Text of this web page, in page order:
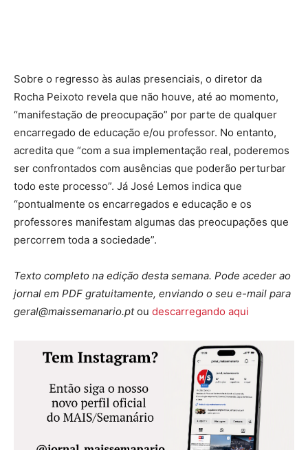
Sobre o regresso às aulas presenciais, o diretor da
Rocha Peixoto revela que não houve, até ao momento,
“manifestação de preocupação” por parte de qualquer
encarregado de educação e/ou professor. No entanto,
acredita que “com a sua implementação real, poderemos
ser confrontados com ausências que poderão perturbar
todo este processo”. Já José Lemos indica que
“pontualmente os encarregados e educação e os
professores manifestam algumas das preocupações que
percorrem toda a sociedade”.
Texto completo na edição desta semana. Pode aceder ao
jornal em PDF gratuitamente, enviando o seu e-mail para
geral@maissemanario.ptou descarregando aqui